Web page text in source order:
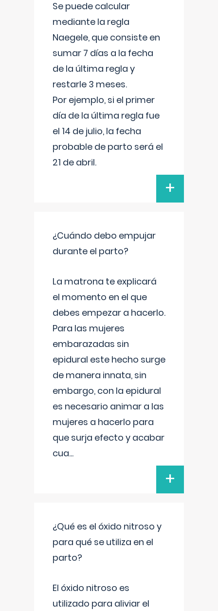
Se puede calcular
mediante la regla
Naegele, que consiste en
sumar 7 días a la fecha
de la última regla y
restarle 3 meses.
Por ejemplo, si el primer
día de la última regla fue
el 14 de julio, la fecha
probable de parto será el
21 de abril.
+
¿Cuándo debo empujar
durante el parto?
La matrona te explicará
el momento en el que
debes empezar a hacerlo.
Para las mujeres
embarazadas sin
epidural este hecho surge
de manera innata, sin
embargo, con la epidural
es necesario animar a las
mujeres a hacerlo para
que surja efecto y acabar
cua...
+
¿Qué es el óxido nitroso y
para qué se utiliza en el
parto?
El óxido nitroso es
utilizado para aliviar el